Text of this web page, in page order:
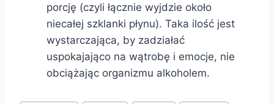
porcję (czyli łącznie wyjdzie około
niecałej szklanki płynu). Taka ilość jest
wystarczająca, by zadziałać
uspokajająco na wątrobę i emocje, nie
obciążając organizmu alkoholem.